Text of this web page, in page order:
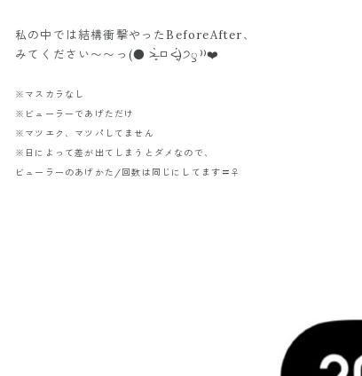
私の中では結構衝撃やったBeforeAfter、
みてください〜〜っ(● ˃̶͈̀ロ˂̶͈́)੭ꠥ⁾⁾❤️
※マスカラなし
※ビューラーであげただけ
※マツエク、マツパしてません
※日によって差が出てしまうとダメなので、
ビューラーのあげかた/回数は同じにしてます〓‍♀️